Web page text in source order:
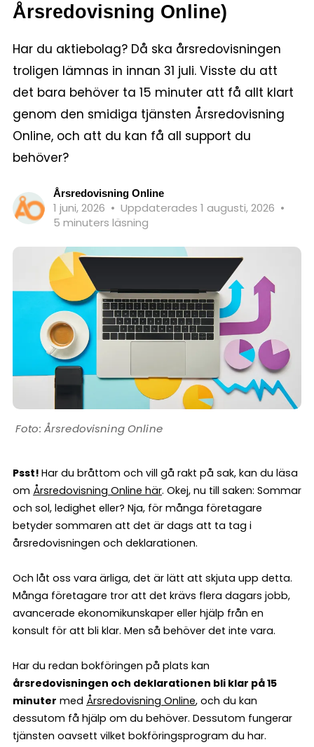
Årsredovisning Online)
Har du aktiebolag? Då ska årsredovisningen
troligen lämnas in innan 31 juli. Visste du att
det bara behöver ta 15 minuter att få allt klart
genom den smidiga tjänsten Årsredovisning
Online, och att du kan få all support du
behöver?
Årsredovisning Online
1 juni, 2026 • Uppdaterades 1 augusti, 2026 •
5 minuters läsning
Årsredovisning Online
Psst! Har du bråttom och vill gå rakt på sak, kan du läsa
om Årsredovisning Online här. Okej, nu till saken: Sommar
och sol, ledighet eller? Nja, för många företagare
betyder sommaren att det är dags att ta tag i
årsredovisningen och deklarationen.
Och låt oss vara ärliga, det är lätt att skjuta upp detta.
Många företagare tror att det krävs flera dagars jobb,
avancerade ekonomikunskaper eller hjälp från en
konsult för att bli klar. Men så behöver det inte vara.
Har du redan bokföringen på plats kan
årsredovisningen och deklarationen bli klar på 15
minuter med Årsredovisning Online, och du kan
dessutom få hjälp om du behöver. Dessutom fungerar
tjänsten oavsett vilket bokföringsprogram du har.